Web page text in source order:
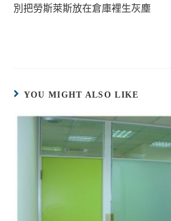
別把勞斯萊斯放在倉庫裡生灰塵
YOU MIGHT ALSO LIKE